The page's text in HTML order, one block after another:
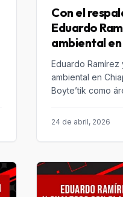
Con el
Eduardo
ambiental
Eduardo
ambiental en
Boyte’tik como
24 de abril, 2026